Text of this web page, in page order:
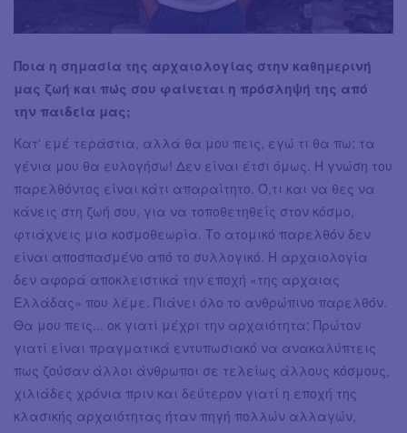
Ποια η σημασία της αρχαιολογίας στην καθημερινή
μας ζωή και πώς σου φαίνεται η πρόσληψή της από
την παιδεία μας;
Κατ' εμέ τεράστια, αλλά θα μου πεις, εγώ τι θα πω; τα
γένια μου θα ευλογήσω! Δεν είναι έτσι όμως. Η γνώση του
παρελθόντος είναι κάτι απαραίτητο. Ό,τι και να θες να
κάνεις στη ζωή σου, για να τοποθετηθείς στον κόσμο,
φτιάχνεις μια κοσμοθεωρία. Το ατομικό παρελθόν δεν
είναι αποσπασμένο από το συλλογικό. Η αρχαιολογία
δεν αφορά αποκλειστικά την εποχή «της αρχαιας
Ελλάδας» που λέμε. Πιάνει όλο το ανθρώπινο παρελθόν.
Θα μου πεις... οκ γιατί μέχρι την αρχαιότητα; Πρώτον
γιατί είναι πραγματικά εντυπωσιακό να ανακαλύπτεις
πως ζούσαν άλλοι άνθρωποι σε τελείως άλλους κόσμους,
χιλιάδες χρόνια πριν και δεύτερον γιατί η εποχή της
κλασικής αρχαιότητας ήταν πηγή πολλών αλλαγών,